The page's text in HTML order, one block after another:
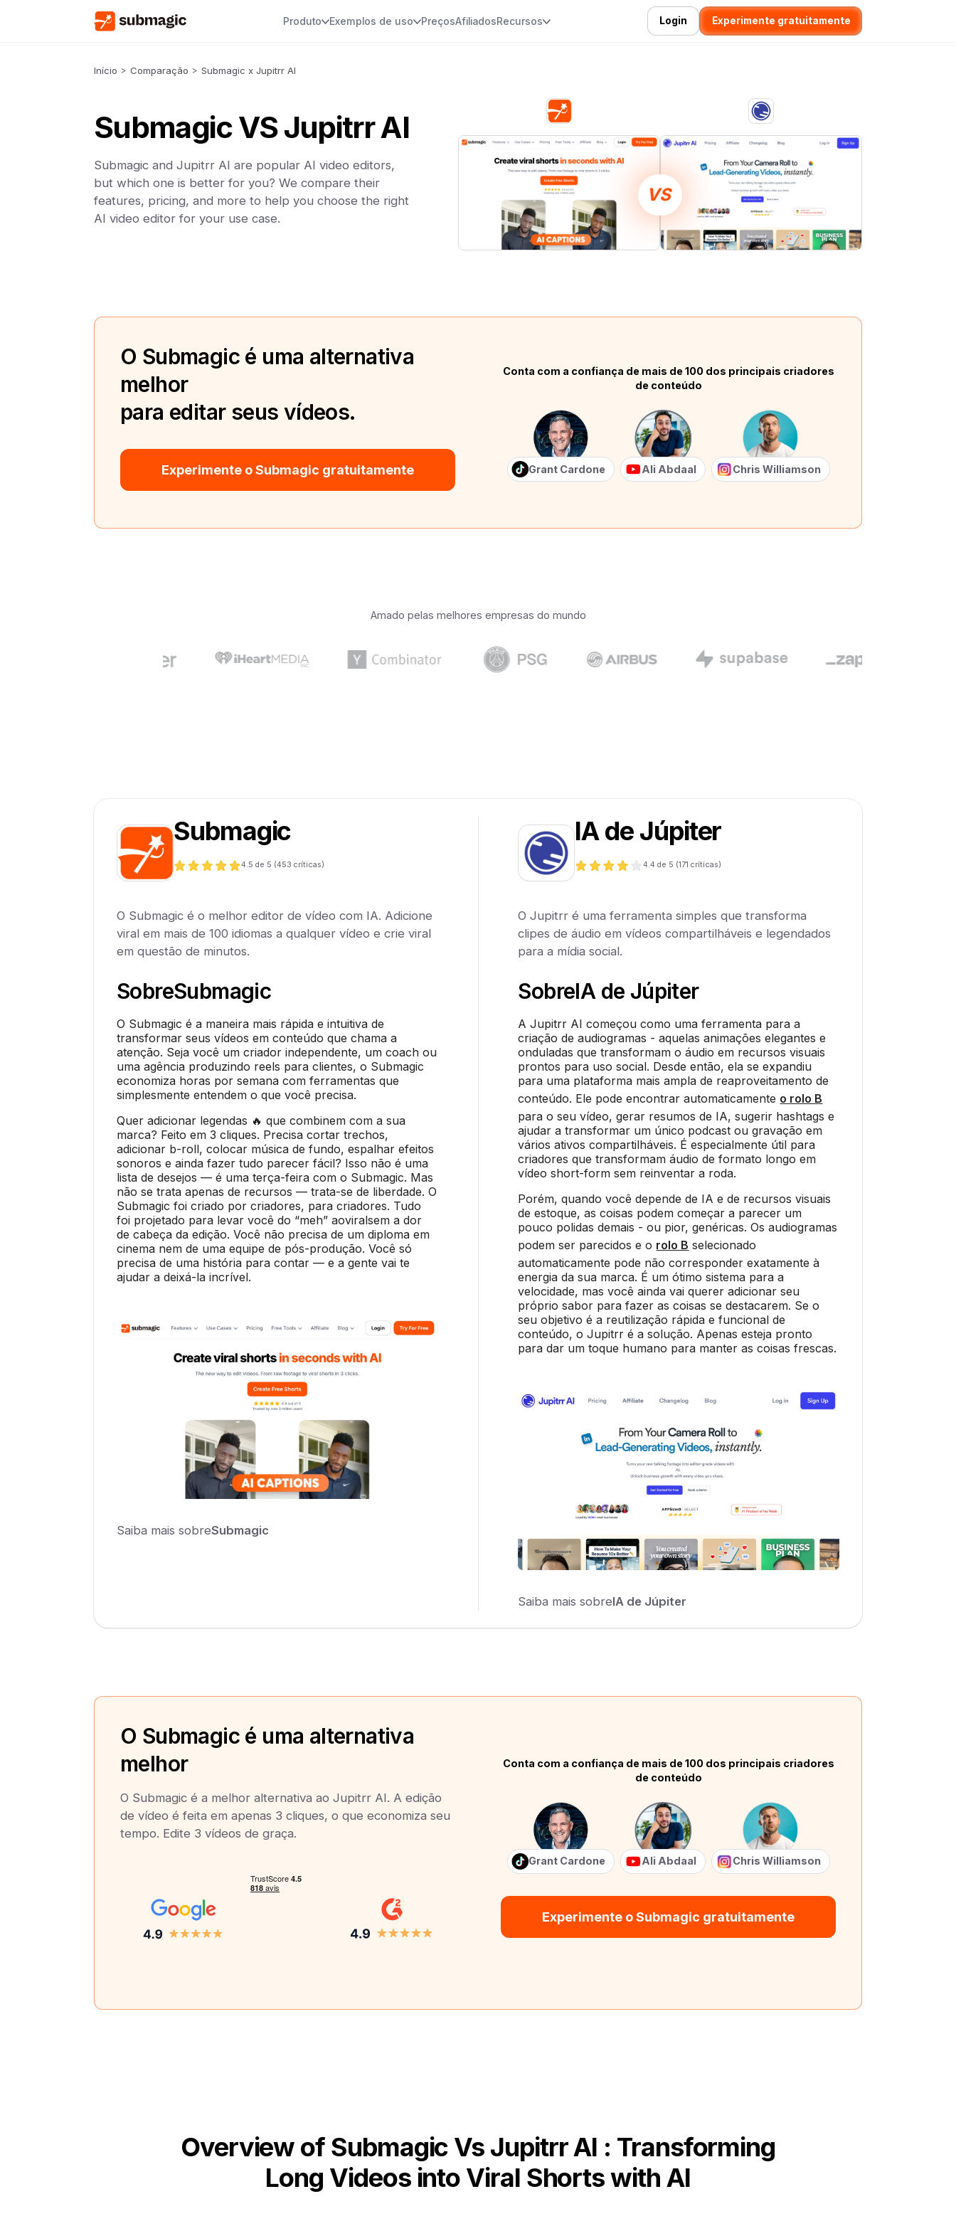
Produto Exemplos de uso PreçosAfiliadosRecursos Login Experimente gratuitamente
Início > Comparação > Submagic x Jupitrr AI
Submagic VS Jupitrr AI
Submagic and Jupitrr AI are popular AI video editors,
but which one is better for you? We compare their
features, pricing, and more to help you choose the right
AI video editor for your use case.
VS
O Submagic é uma alternativa
melhor
para editar seus vídeos.
Experimente o Submagic gratuitamente
Conta com a confiança de mais de 100 dos principais criadores
de conteúdo
Grant Cardone Ali Abdaal Chris Williamson
Amado pelas melhores empresas do mundo
Submagic
4.5 de 5 (453 críticas)
O Submagic é o melhor editor de vídeo com IA. Adicione
viral em mais de 100 idiomas a qualquer vídeo e crie viral
em questão de minutos.
SobreSubmagic
O Submagic é a maneira mais rápida e intuitiva de
transformar seus vídeos em conteúdo que chama a
atenção. Seja você um criador independente, um coach ou
uma agência produzindo reels para clientes, o Submagic
economiza horas por semana com ferramentas que
simplesmente entendem o que você precisa.
Quer adicionar legendas 🔥 que combinem com a sua
marca? Feito em 3 cliques. Precisa cortar trechos,
adicionar b-roll, colocar música de fundo, espalhar efeitos
sonoros e ainda fazer tudo parecer fácil? Isso não é uma
lista de desejos — é uma terça-feira com o Submagic. Mas
não se trata apenas de recursos — trata-se de liberdade. O
Submagic foi criado por criadores, para criadores. Tudo
foi projetado para levar você do “meh” aoviralsem a dor
de cabeça da edição. Você não precisa de um diploma em
cinema nem de uma equipe de pós-produção. Você só
precisa de uma história para contar — e a gente vai te
ajudar a deixá-la incrível.
Saiba mais sobreSubmagic
IA de Júpiter
4.4 de 5 (171 críticas)
O Jupitrr é uma ferramenta simples que transforma
clipes de áudio em vídeos compartilháveis e legendados
para a mídia social.
SobreIA de Júpiter
A Jupitrr AI começou como uma ferramenta para a
criação de audiogramas - aquelas animações elegantes e
onduladas que transformam o áudio em recursos visuais
prontos para uso social. Desde então, ela se expandiu
para uma plataforma mais ampla de reaproveitamento de
conteúdo. Ele pode encontrar automaticamente o rolo B
para o seu vídeo, gerar resumos de IA, sugerir hashtags e
ajudar a transformar um único podcast ou gravação em
vários ativos compartilháveis. É especialmente útil para
criadores que transformam áudio de formato longo em
vídeo short-form sem reinventar a roda.
Porém, quando você depende de IA e de recursos visuais
de estoque, as coisas podem começar a parecer um
pouco polidas demais - ou pior, genéricas. Os audiogramas
podem ser parecidos e o rolo B selecionado
automaticamente pode não corresponder exatamente à
energia da sua marca. É um ótimo sistema para a
velocidade, mas você ainda vai querer adicionar seu
próprio sabor para fazer as coisas se destacarem. Se o
seu objetivo é a reutilização rápida e funcional de
conteúdo, o Jupitrr é a solução. Apenas esteja pronto
para dar um toque humano para manter as coisas frescas.
Saiba mais sobreIA de Júpiter
O Submagic é uma alternativa
melhor
O Submagic é a melhor alternativa ao Jupitrr AI. A edição
de vídeo é feita em apenas 3 cliques, o que economiza seu
tempo. Edite 3 vídeos de graça.
Conta com a confiança de mais de 100 dos principais criadores
de conteúdo
Grant Cardone Ali Abdaal Chris Williamson
Experimente o Submagic gratuitamente
Overview of Submagic Vs Jupitrr AI : Transforming
Long Videos into Viral Shorts with AI